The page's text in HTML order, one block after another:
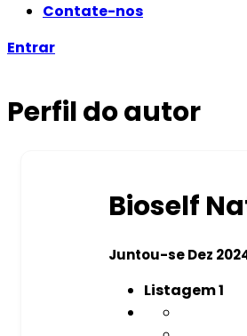
Contate-nos
Entrar
Perfil do autor
Bioself
Juntou-se Dez
Listagem1